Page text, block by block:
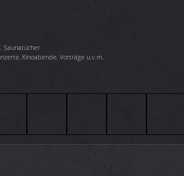
Saunatücher
Kinoabende, Vorträge u.v.m.